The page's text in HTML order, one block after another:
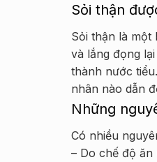
Sỏi thận
Sỏi thận là
và lắng đọng
thành nước
nhân nào dẫn
Những
Có nhiều
– Do chế độ